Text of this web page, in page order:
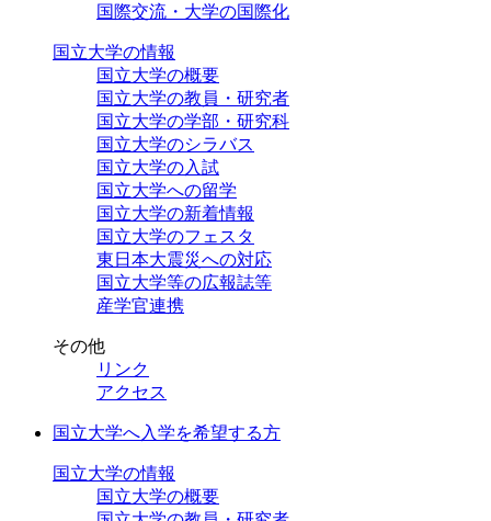
国際交流・大学の国際化
国立大学の情報
国立大学の概要
国立大学の教員・研究者
国立大学の学部・研究科
国立大学のシラバス
国立大学の入試
国立大学への留学
国立大学の新着情報
国立大学のフェスタ
東日本大震災への対応
国立大学等の広報誌等
産学官連携
その他
リンク
アクセス
国立大学へ入学を希望する方
国立大学の情報
国立大学の概要